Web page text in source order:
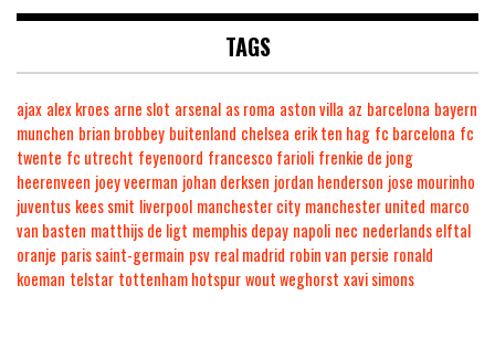
TAGS
ajax alex kroes arne slot arsenal as roma aston villa az barcelona bayern
munchen brian brobbey buitenland chelsea erik ten hag fc barcelona fc
twente fc utrecht feyenoord francesco farioli frenkie de jong
heerenveen joey veerman johan derksen jordan henderson jose mourinho
juventus kees smit liverpool manchester city manchester united marco
van basten matthijs de ligt memphis depay napoli nec nederlands elftal
oranje paris saint-germain psv real madrid robin van persie ronald
koeman telstar tottenham hotspurwout weghorst xavi simons